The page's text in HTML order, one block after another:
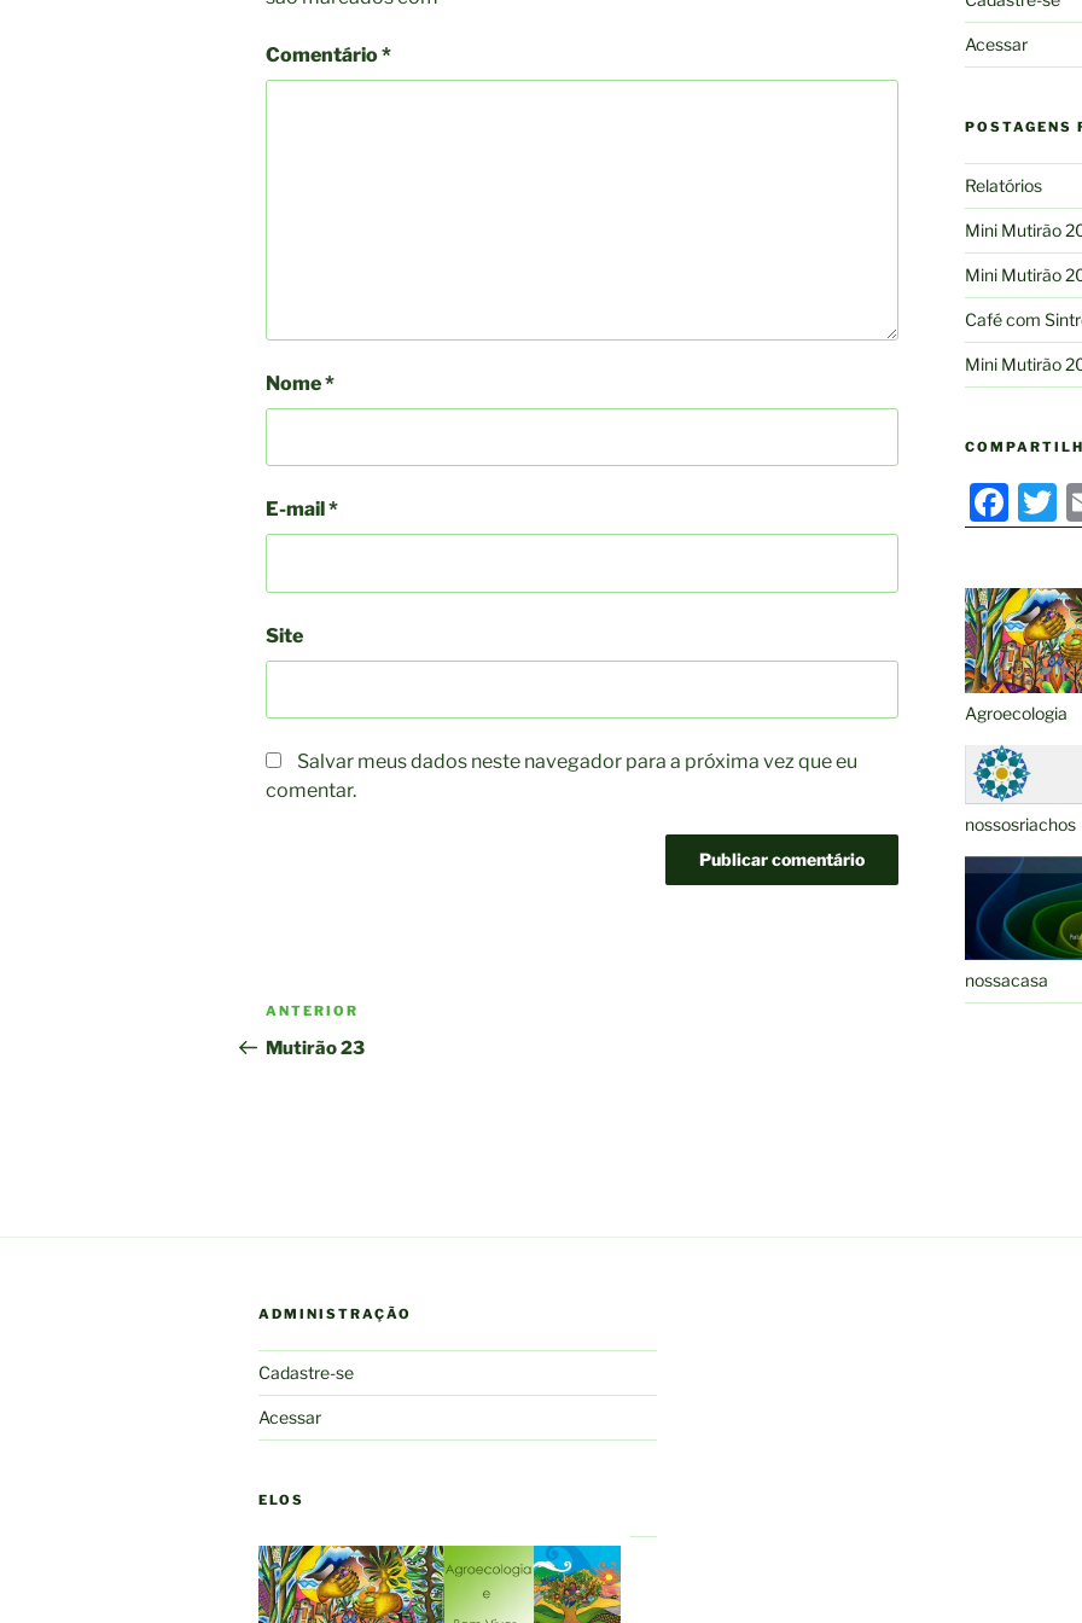
Comentário*
Nome*
E-mail *
Site
Salvar meus dados neste navegador para a próxima vez que eu
comentar.
Navegação
de
Post
anterior
ANTERIOR
Mutirão 23
Acessar
POSTAGENS
Relatórios
Mini Mutirão
Mini Mutirão
Café com
Mini Mutirão
F
a
c
e
b
o
o
k
T
Agroecologia
nossosriachos
nossacasa
ADMINISTRAÇÃO
Cadastre-se
Acessar
ELOS